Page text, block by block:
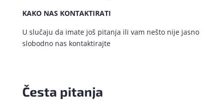
KAKO NAS KONTAKTIRATI
U slučaju da imate još pitanja ili vam nešto nije jasno
slobodno nas kontaktirajte
Česta pitanja